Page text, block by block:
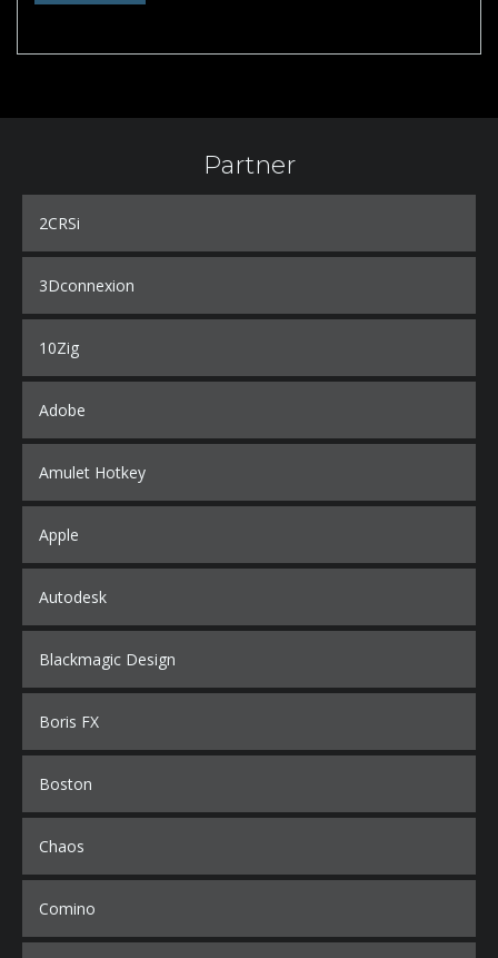
Partner
2CRSi
3Dconnexion
10Zig
Adobe
Amulet Hotkey
Apple
Autodesk
Blackmagic Design
Boris FX
Boston
Chaos
Comino